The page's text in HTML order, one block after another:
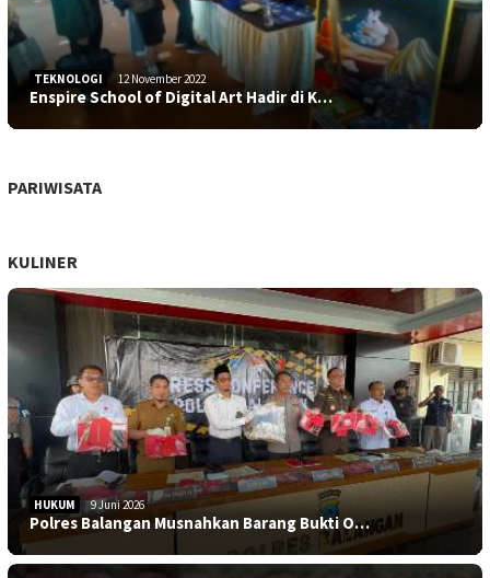
TEKNOLOGI 12 November 2022
Enspire School of Digital Art Hadir di K…
PARIWISATA
KULINER
HUKUM 9 Juni 2026
Polres Balangan Musnahkan Barang Bukti O…